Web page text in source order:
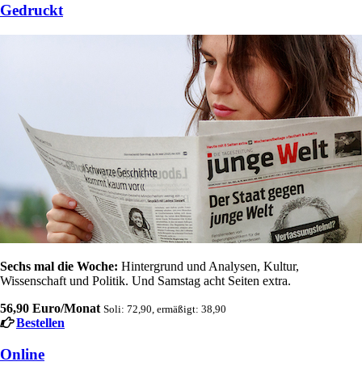
Gedruckt
Sechs mal die Woche: Hintergrund und Analysen, Kultur,
Wissenschaft und Politik. Und Samstag acht Seiten extra.
56,90 Euro/Monat Soli: 72,90, ermäßigt: 38,90
Bestellen
Online